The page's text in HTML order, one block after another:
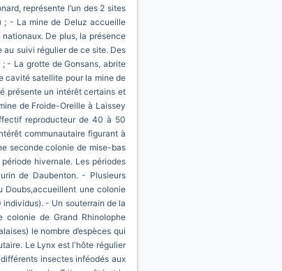
représente l’un des 2 sites
; - La mine de Deluz accueille
De plus, la présence
au suivi régulier de ce site. Des
- La grotte de Gonsans, abrite
cavité satellite pour la mine de
présente un intérêt certains et
de Froide-Oreille à Laissey
reproducteur de 40 à 50
communautaire figurant à
seconde colonie de mise-bas
hivernale. Les périodes
de Daubenton. - Plusieurs
une colonie
- Un souterrain de la
de Grand Rhinolophe
le nombre d’espèces qui
Le Lynx est l'hôte régulier
insectes inféodés aux